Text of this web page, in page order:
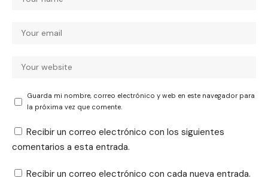
Guarda mi nombre, correo electrónico y web en este navegador para
la próxima vez que comente.
Recibir un correo electrónico con los siguientes
comentarios a esta entrada.
Recibir un correo electrónico con cada nueva entrada.